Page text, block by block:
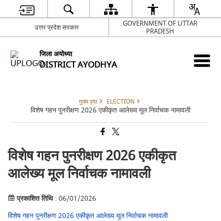
उत्तर प्रदेश सरकार
GOVERNMENT OF UTTAR
PRADESH
जिला अयोध्या
DISTRICT AYODHYA
मुख्य पृष्ठ ELECTION
विशेष गहन पुनरीक्षण 2026 एकीकृत आलेख्य मूल निर्वाचक नामावली
विशेष गहन पुनरीक्षण 2026 एकीकृत
आलेख्य मूल निर्वाचक नामावली
प्रकाशित तिथि: 06/01/2026
विशेष गहन पुनरीक्षण 2026 एकीकृत आलेख्य मूल निर्वाचक नामावली